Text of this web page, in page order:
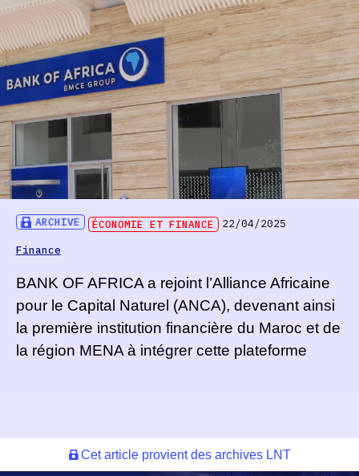
ARCHIVE ÉCONOMIE ET FINANCE
22/04/2025
Finance
BANK OF AFRICA a rejoint l’Alliance Africaine
pour le Capital Naturel (ANCA), devenant ainsi
la première institution financière du Maroc et de
la région MENA à intégrer cette plateforme
Cet article provient des archives LNT